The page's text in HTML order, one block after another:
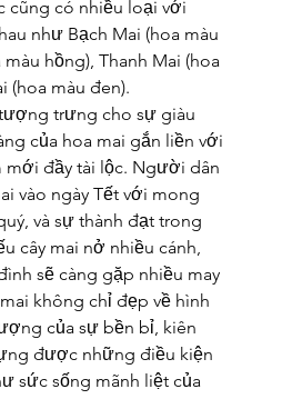
cũng có nhiều loại với
như Bạch Mai (hoa màu
hồng), Thanh Mai (hoa
(hoa màu đen).
trưng cho sự giàu
của hoa mai gắn liền với
mới đầy tài lộc. Người dân
vào ngày Tết với mong
và sự thành đạt trong
cây mai nở nhiều cánh,
sẽ càng gặp nhiều may
không chỉ đẹp về hình
của sự bền bỉ, kiên
được những điều kiện
sức sống mãnh liệt của